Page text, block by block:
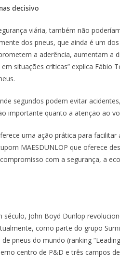
decisivo
viária, também não
dos pneus, que ainda é um
a aderência, aumentam a
situações críticas” explica Fábio
segundos podem evitar
importante quanto a atenção ao
uma ação prática para
MAESDUNLOP que oferece
com a segurança, a
século, John Boyd Dunlop
como parte do grupo
pneus do mundo (ranking
centro de P&D e três campos